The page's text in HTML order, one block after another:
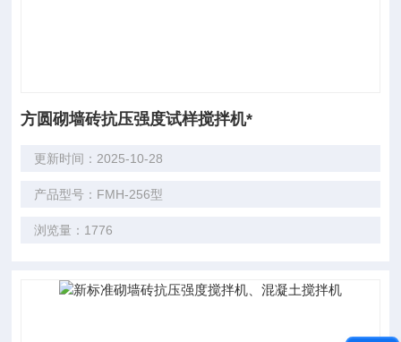
方圆砌墙砖抗压强度试样搅拌机*
更新时间：2025-10-28
产品型号：FMH-256型
浏览量：1776